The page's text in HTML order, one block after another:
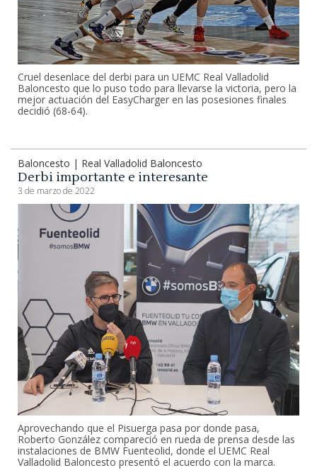
Cruel desenlace del derbi para un UEMC Real Valladolid
Baloncesto que lo puso todo para llevarse la victoria, pero la
mejor actuación del EasyCharger en las posesiones finales
decidió (68-64).
Baloncesto | Real Valladolid Baloncesto
Derbi importante e interesante
3 de marzo de 2022
Aprovechando que el Pisuerga pasa por donde pasa,
Roberto González compareció en rueda de prensa desde las
instalaciones de BMW Fuenteolid, donde el UEMC Real
Valladolid Baloncesto presentó el acuerdo con la marca.